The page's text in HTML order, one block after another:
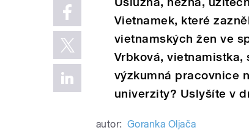
Vietnamek, které
vietnamských žen ve
Vrbková,
výzkumná pracovnice
univerzity? Uslyšíte v
autor: Goranka Oljača